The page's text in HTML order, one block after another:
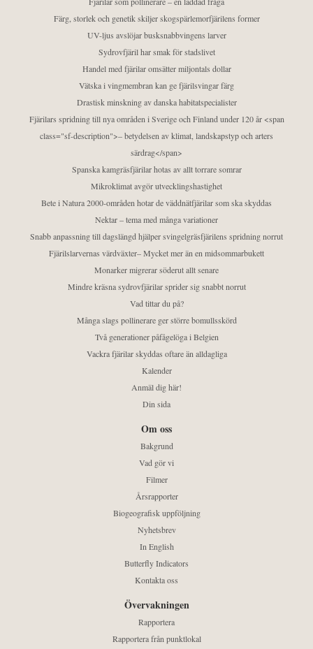
Färg, storlek och genetik skiljer skogspärlemorfjärilens former
UV-ljus avslöjar busksnabbvingens larver
Sydrovfjäril har smak för stadslivet
Handel med fjärilar omsätter miljontals dollar
Vätska i vingmembran kan ge fjärilsvingar färg
Drastisk minskning av danska habitatspecialister
Fjärilars spridning till nya områden i Sverige och Finland under 120 år <span
class="sf-description">– betydelsen av klimat, landskapstyp och arters
särdrag</span>
Spanska kamgräsfjärilar hotas av allt torrare somrar
Mikroklimat avgör utvecklingshastighet
Bete i Natura 2000-områden hotar de väddnätfjärilar som ska skyddas
Nektar – tema med många variationer
Snabb anpassning till dagslängd hjälper svingelgräsfjärilens spridning norrut
Fjärilslarvernas värdväxter– Mycket mer än en midsommarbukett
Monarker migrerar söderut allt senare
Mindre kräsna sydrovfjärilar sprider sig snabbt norrut
Vad tittar du på?
Många slags pollinerare ger större bomullsskörd
Två generationer påfågelöga i Belgien
Vackra fjärilar skyddas oftare än alldagliga
Kalender
Anmäl dig här!
Din sida
Om oss
Bakgrund
Vad gör vi
Filmer
Årsrapporter
Biogeografisk uppföljning
Nyhetsbrev
In English
Butterfly Indicators
Kontakta oss
Övervakningen
Rapportera
Rapportera från punktlokal